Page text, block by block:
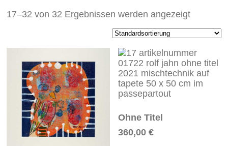
17–32 von 32 Ergebnissen werden angezeigt
Ohne Titel
360,00€